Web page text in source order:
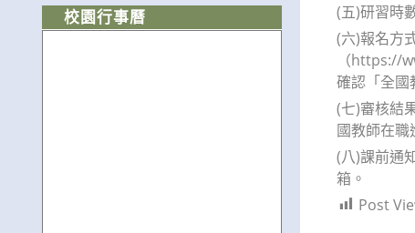
(五)研習時
(六)報名方
（https://
確認「全國
(七)審核結
國教師在職
(八)課前通
箱。
Post
校園行事曆